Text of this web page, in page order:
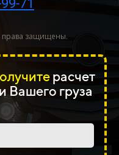
71
права защищены.
расчет
Вашего груза